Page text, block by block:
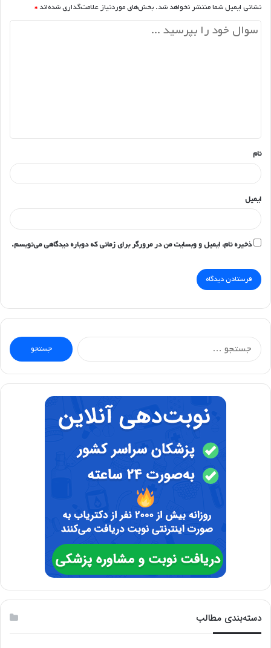
نشانی ایمیل شما منتشر نخواهد شد. بخش‌های موردنیاز علامت‌گذاری شده‌اند *
*
نام
ایمیل
ذخیره نام، ایمیل و وبسایت من در مرورگر برای زمانی که دوباره دیدگاهی می‌نویسم.
جستجو
برای:
دسته‌بندی مطالب